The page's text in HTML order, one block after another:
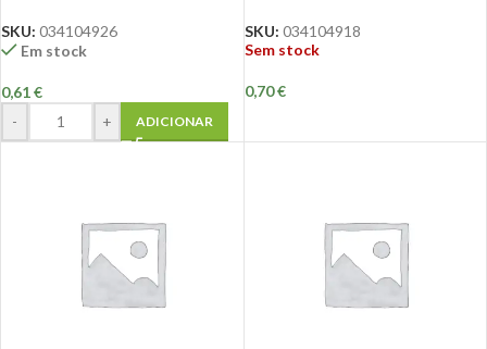
SKU: 034104926
Em stock
0,61€
-
+ ADICIONAR
SKU: 034104918
Sem stock
0,70€